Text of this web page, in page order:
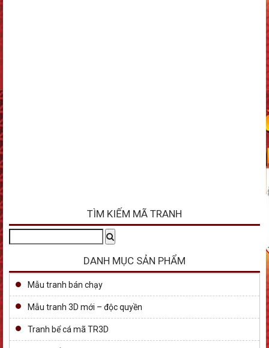
TÌM KIẾM MÃ TRANH
DANH MỤC SẢN PHẨM
Mẫu tranh bán chạy
Mẫu tranh 3D mới – độc quyền
Tranh bể cá mã TR3D